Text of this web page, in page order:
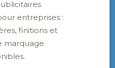
Expo 2018 à Berlin
marchés de
entreprises :
finitions et
marquage